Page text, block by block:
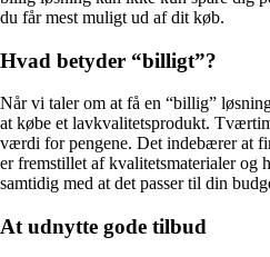
du får mest muligt ud af dit køb.
Hvad betyder “billigt”?
Når vi taler om at få en “billig”
at købe et lavkvalitetsprodukt.
værdi for pengene. Det indebærer at
er fremstillet af kvalitetsmaterialer og
samtidig med at det passer til din
At udnytte gode tilbud